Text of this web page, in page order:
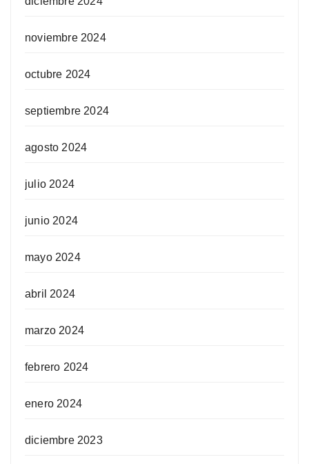
noviembre 2024
octubre 2024
septiembre 2024
agosto 2024
julio 2024
junio 2024
mayo 2024
abril 2024
marzo 2024
febrero 2024
enero 2024
diciembre 2023